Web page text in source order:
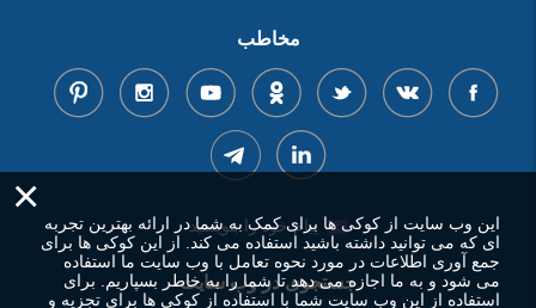
مخاطب
پیام خود را بنویسید
جستجوی در وب سایت
×
این وب سایت از کوکی ها برای کمک به شما در ارائه بهترین تجربه
ای که می توانید داشته باشید استفاده می کند. از این کوکی ها برای
جمع آوری اطلاعات در مورد نحوه تعامل با وب سایت ما استفاده
می شود و به ما اجازه می دهد تا شما را به خاطر بسپاریم. برای
استفاده از این وب سایت شما با استفاده از کوکی ها برای تجزیه و